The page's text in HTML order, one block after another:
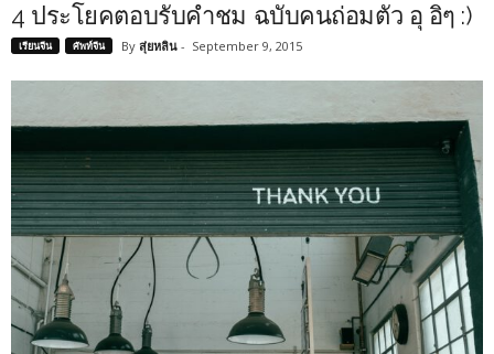
4 ประโยคตอบรับคำชม ฉบับคนถ่อมตัว อุ อิๆ :)
เรียนจีน ศัพท์จีน By สุ่ยหลิน - September 9, 2015